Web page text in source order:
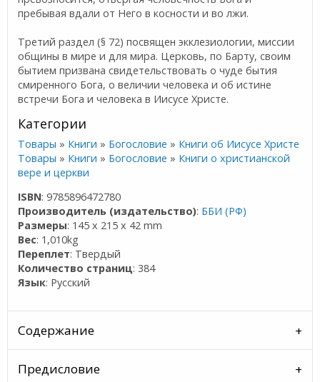
пребывая вдали от Него в косности и во лжи.
Третий раздел (§ 72) посвящен экклезиологии, миссии
общины в мире и для мира. Церковь, по Барту, своим
бытием призвана свидетельствовать о чуде бытия
смиренного Бога, о величии человека и об истине
встречи Бога и человека в Иисусе Христе.
Категории
Товары » Книги » Богословие » Книги об Иисусе Христе
Товары » Книги » Богословие » Книги о христианской
вере и церкви
ISBN: 9785896472780
Производитель (издательство): ББИ (РФ)
Размеры: 145 x 215 x 42 mm
Вес: 1,010kg
Переплет: Твердый
Количество страниц: 384
Язык: Русский
Содержание
Предисловие